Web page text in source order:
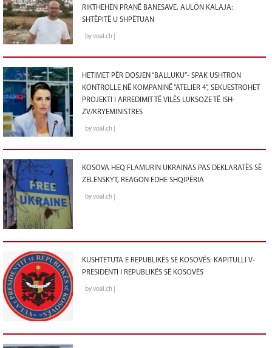
RIKTHEHEN PRANË BANESAVE, AULON KALAJA:
SHTËPITË U SHPËTUAN
by voal.ch |
HETIMET PËR DOSJEN “BALLUKU”- SPAK USHTRON
KONTROLLE NË KOMPANINË “ATELIER 4”, SEKUESTROHET
PROJEKTI I ARREDIMIT TË VILËS LUKSOZE TË ISH-
ZV/KRYEMINISTRES
by voal.ch |
KOSOVA HEQ FLAMURIN UKRAINAS PAS DEKLARATËS SË
ZELENSKYT, REAGON EDHE SHQIPËRIA
by voal.ch |
KUSHTETUTA E REPUBLIKËS SË KOSOVËS: KAPITULLI V-
PRESIDENTI I REPUBLIKËS SË KOSOVËS
by voal.ch |